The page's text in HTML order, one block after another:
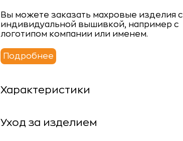
Вы можете заказать махровые изделия с
индивидуальной вышивкой, например с
логотипом компании или именем.
Подробнее
Характеристики
Материал: 100% хлопок
Уход за изделием